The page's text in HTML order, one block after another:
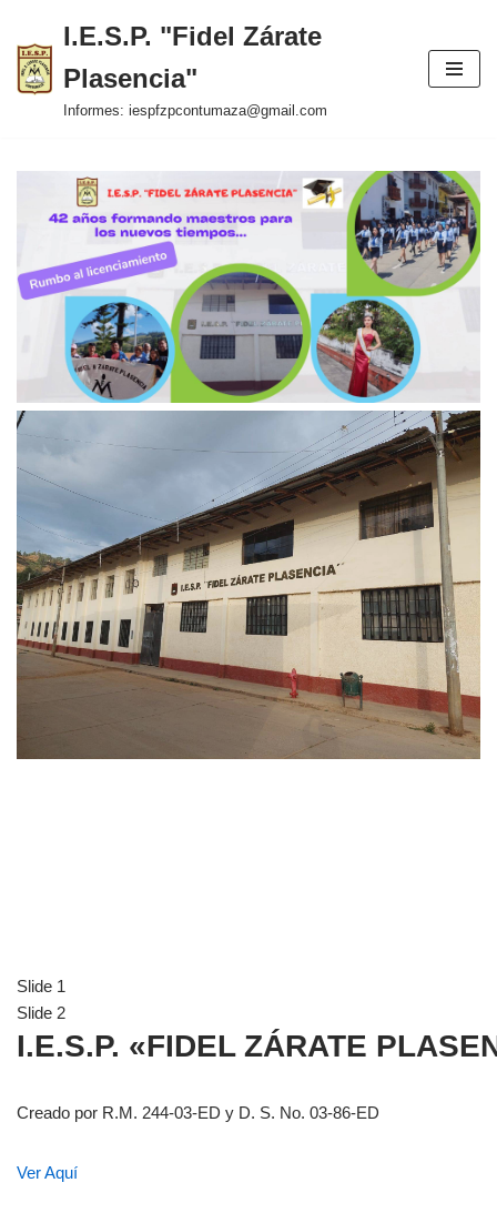
Saltar
al
contenido
I.E.S.P. "Fidel Zárate
Plasencia"
Informes: iespfzpcontumaza@gmail.com
Slide 1
Slide 2
I.E.S.P. «FIDEL ZÁRATE
Creado por R.M. 244-03-ED y D. S. No. 03-86-ED
Ver Aquí